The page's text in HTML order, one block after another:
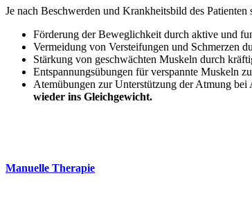
Je nach Beschwerden und Krankheitsbild des
Förderung der Beweglichkeit durch aktive und
Vermeidung von Versteifungen und Schmerzen
Stärkung von geschwächten Muskeln durch
Entspannungsübungen für verspannte Muskeln
Atemübungen zur Unterstützung der Atmung
wieder ins Gleichgewicht.
Manuelle Therapie